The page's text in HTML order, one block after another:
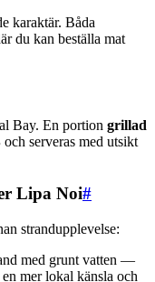
karaktär. Båda
du kan beställa mat
Bay. En portion grillad
och serveras med utsikt
Lipa Noi#
strandupplevelse:
med grunt vatten —
mer lokal känsla och